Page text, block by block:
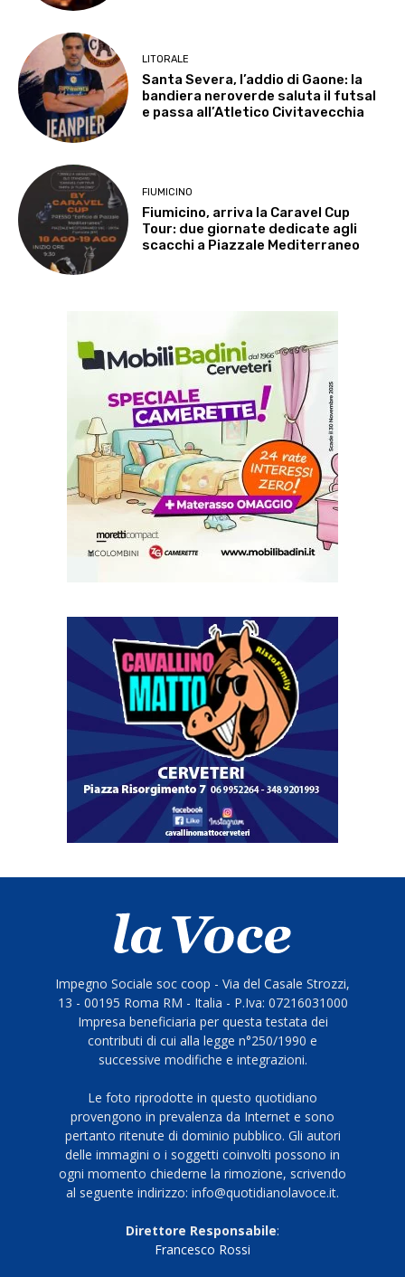
LITORALE
Santa Severa, l’addio di Gaone: la
bandiera neroverde saluta il futsal
e passa all’Atletico Civitavecchia
FIUMICINO
Fiumicino, arriva la Caravel Cup
Tour: due giornate dedicate agli
scacchi a Piazzale Mediterraneo
Impegno Sociale soc coop - Via del Casale Strozzi,
13 - 00195 Roma RM - Italia - P.Iva: 07216031000
Impresa beneficiaria per questa testata dei
contributi di cui alla legge n°250/1990 e
successive modifiche e integrazioni.
Le foto riprodotte in questo quotidiano
provengono in prevalenza da Internet e sono
pertanto ritenute di dominio pubblico. Gli autori
delle immagini o i soggetti coinvolti possono in
ogni momento chiederne la rimozione, scrivendo
al seguente indirizzo: info@quotidianolavoce.it.
Direttore Responsabile:
Francesco Rossi